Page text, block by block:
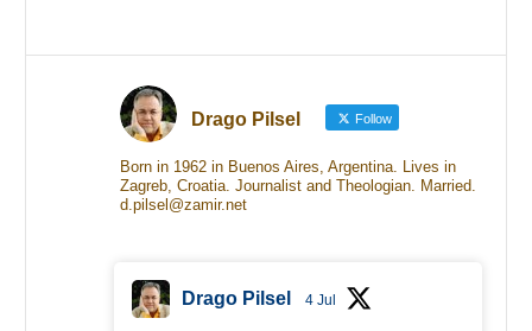
Drago Pilsel Follow
Born in 1962 in Buenos Aires, Argentina. Lives in
Zagreb, Croatia. Journalist and Theologian. Married.
d.pilsel@zamir.net
Drago Pilsel 4 Jul